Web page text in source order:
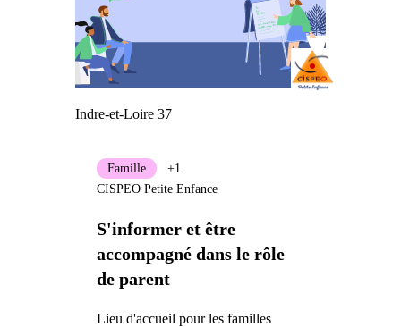
Indre-et-Loire 37
S'informer et être
accompagné dans le rôle
de parent
Lieu d'accueil pour les familles
Famille
+1
CISPEO Petite Enfance